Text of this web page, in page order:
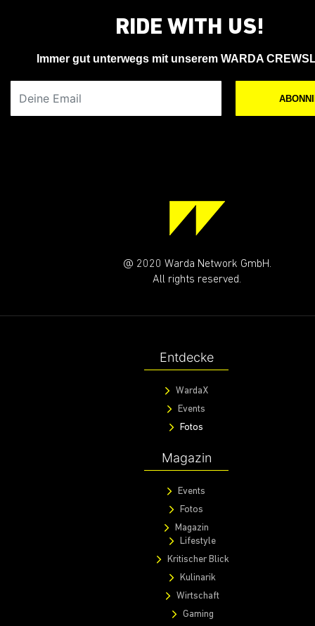
RIDE WITH US!
Immer gut unterwegs mit unserem WARDA
@ 2020 Warda Network GmbH.
All rights reserved.
Entdecke
WardaX
Events
Fotos
Magazin
Events
Fotos
Magazin
Lifestyle
Kritischer Blick
Kulinarik
Wirtschaft
Gaming